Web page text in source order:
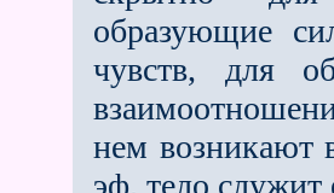
образующие
чувств, для
нем возникают
эф. тело